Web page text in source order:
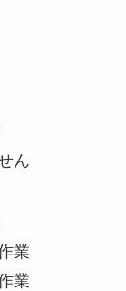
ん
業
業